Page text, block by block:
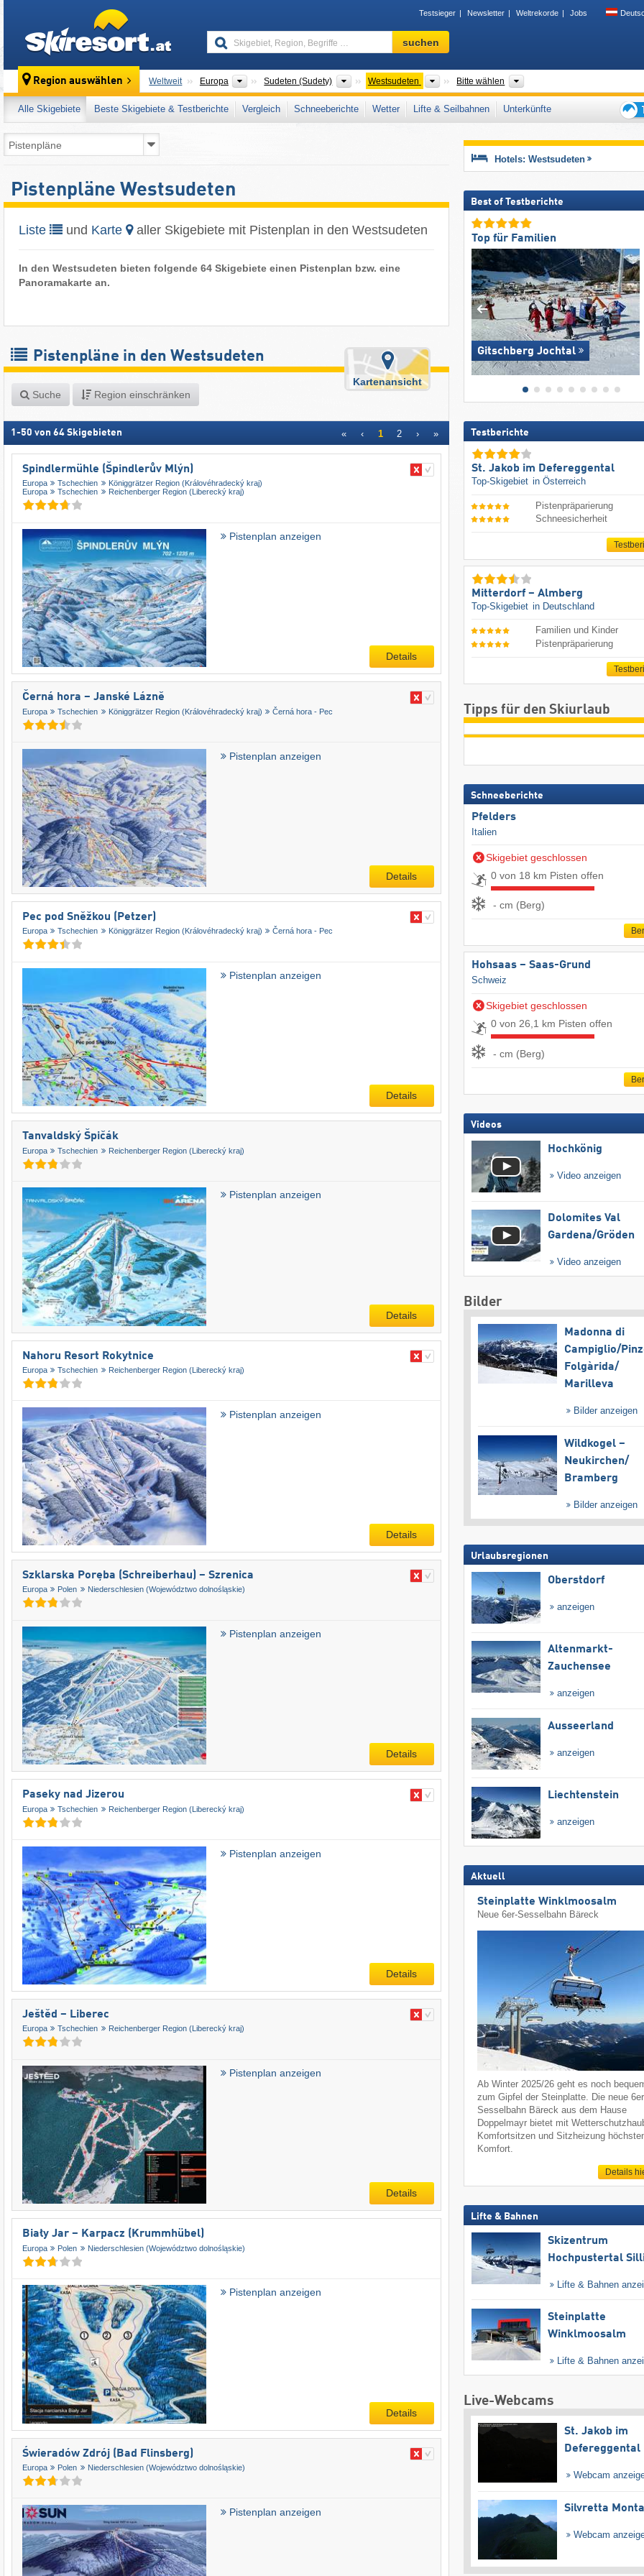
Testsieger Newsletter Weltrekorde Jobs
Skigebiet,
Region,
…
suchen
Region auswählen Weltweit Europa Kontinente
Sudeten (Sudety) Gebirgszüge
Westsudeten Übergeordnete Gebirge
Bitte wählen
Alle Skigebiete Beste Skigebiete & Testberichte Vergleich Schneeberichte Wetter Lifte & Seilbahnen
Unterkünfte
für
Pistenpläne Westsudeten
Liste und Karte aller Skigebiete mit Pistenplan in den Westsudeten
In den Westsudeten bieten folgende 64 Skigebiete einen Pistenplan bzw. eine
Panoramakarte an.
Pistenpläne in den Westsudeten
Suche Region einschränken
Kartenansicht
1 -50 von 64 Skigebieten « ‹ 1 2 › »
Spindlermühle (Špindlerův Mlýn)
Europa Tschechien
Königgrätzer Region (Královéhradecký kraj)
Europa
Tschechien Reichenberger Region (Liberecký kraj)
Pistenplan anzeigen
Details
Černá hora – Janské Lázně
Europa Tschechien Königgrätzer Region (Královéhradecký kraj) Černá hora - Pec
Pistenplan anzeigen
Details
Pec pod Sněžkou (Petzer)
Europa Tschechien Königgrätzer Region (Královéhradecký kraj) Černá hora - Pec
Pistenplan anzeigen
Details
Tanvaldský Špičák
Europa Tschechien Reichenberger Region (Liberecký kraj)
Pistenplan anzeigen
Details
Nahoru Resort Rokytnice
Europa Tschechien Reichenberger Region (Liberecký kraj)
Pistenplan anzeigen
Details
Szklarska Poręba (Schreiberhau) – Szrenica
Europa Polen Niederschlesien (Województwo dolnośląskie)
Pistenplan anzeigen
Details
Paseky nad Jizerou
Europa Tschechien Reichenberger Region (Liberecký kraj)
Pistenplan anzeigen
Details
Ještěd – Liberec
Europa Tschechien Reichenberger Region (Liberecký kraj)
Pistenplan anzeigen
Details
Biały Jar – Karpacz (Krummhübel)
Europa Polen Niederschlesien (Województwo dolnośląskie)
Pistenplan anzeigen
Details
Świeradów Zdrój (Bad Flinsberg)
Europa Polen Niederschlesien (Województwo dolnośląskie)
Pistenplan anzeigen
Hotels: Westsudeten
Best of Testberichte
Top für Familien
Gitschberg Jochtal
Testberichte
St. Jakob im Defereggental
Top-Skigebiet in Österreich
Pistenpräparierung
Schneesicherheit
Mitterdorf – Almberg
Top-Skigebiet in Deutschland
Familien und Kinder
Pistenpräparierung
Tipps für den Skiurlaub
Schneeberichte
Pfelders
Italien
Skigebiet geschlossen
0 von 18 km Pisten offen
- cm (Berg)
Hohsaas – Saas-Grund
Schweiz
Skigebiet geschlossen
0 von 26,1 km Pisten offen
- cm (Berg)
Videos
Hochkönig
Video anzeigen
Dolomites Val
Gardena/​Gröden
Video anzeigen
Bilder
Madonna di
Campiglio/​
Folgàrida/​
Marilleva
Bilder anzeigen
Wildkogel –
Neukirchen/​
Bramberg
Bilder anzeigen
Urlaubsregionen
Oberstdorf
anzeigen
Altenmarkt-
Zauchensee
anzeigen
Ausseerland
anzeigen
Liechtenstein
anzeigen
Aktuell
Steinplatte Winklmoosalm
Neue 6er-Sesselbahn Bäreck
Ab Winter 2025/26 geht es noch
zum Gipfel der Steinplatte. Die neue
Sesselbahn Bäreck aus dem Hause
Doppelmayr bietet mit
Komfortsitzen und Sitzheizung
Komfort.
Details
Lifte & Bahnen
Skizentrum
Hochpustertal
Lifte & Bahnen
Steinplatte
Winklmoosalm
Lifte & Bahnen
Live-Webcams
St. Jakob im
Defereggental
Webcam
Silvretta
Webcam